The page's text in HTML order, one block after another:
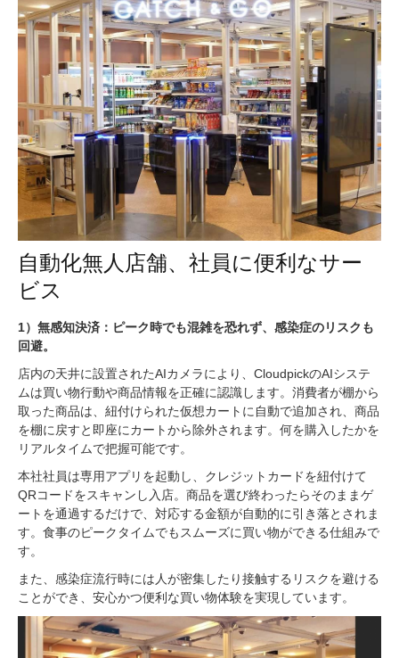
自動化無人店舗、社員に便利なサー
ビス
1）無感知決済：ピーク時でも混雑を恐れず、感染症のリスクも
回避。
店内の天井に設置されたAIカメラにより、CloudpickのAIシステ
ムは買い物行動や商品情報を正確に認識します。消費者が棚から
取った商品は、紐付けられた仮想カートに自動で追加され、商品
を棚に戻すと即座にカートから除外されます。何を購入したかを
リアルタイムで把握可能です。
本社社員は専用アプリを起動し、クレジットカードを紐付けて
QRコードをスキャンし入店。商品を選び終わったらそのままゲ
ートを通過するだけで、対応する金額が自動的に引き落とされま
す。食事のピークタイムでもスムーズに買い物ができる仕組みで
す。
また、感染症流行時には人が密集したり接触するリスクを避ける
ことができ、安心かつ便利な買い物体験を実現しています。